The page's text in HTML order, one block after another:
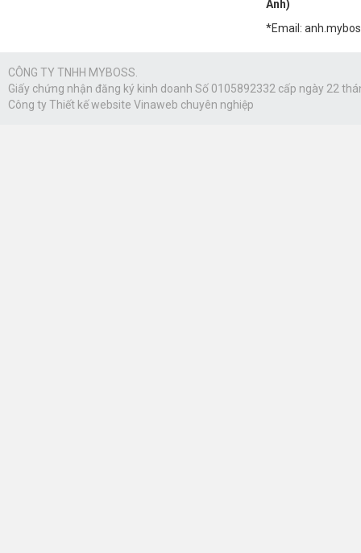
Anh)
*Email:
CÔNG TY TNHH MYBOSS.
Giấy chứng nhận đăng ký kinh doanh Số 0105892332 cấp ngày 22
Công tyThiết kế website Vinaweb chuyên nghiệp